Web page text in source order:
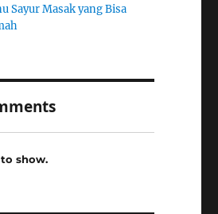
Sayur Masak yang Bisa
show.